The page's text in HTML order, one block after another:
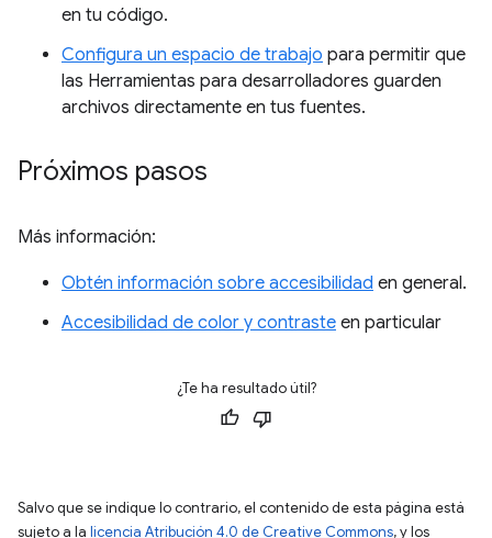
en tu código.
Configura un espacio de trabajo para permitir que
las Herramientas para desarrolladores guarden
archivos directamente en tus fuentes.
Próximos pasos
Más información:
Obtén información sobre accesibilidad en general.
Accesibilidad de color y contraste en particular
¿Te ha resultado útil?
Salvo que se indique lo contrario, el contenido de esta página está
sujeto a la licencia Atribución 4.0 de Creative Commons, y los